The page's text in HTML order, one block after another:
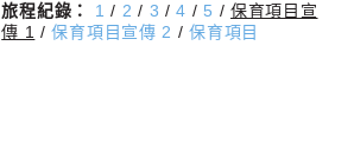
旅程紀錄： 1 / 2 / 3 /4 / 5 /保育項目宣
傳 1 /保育項目宣傳 2 /保育項目